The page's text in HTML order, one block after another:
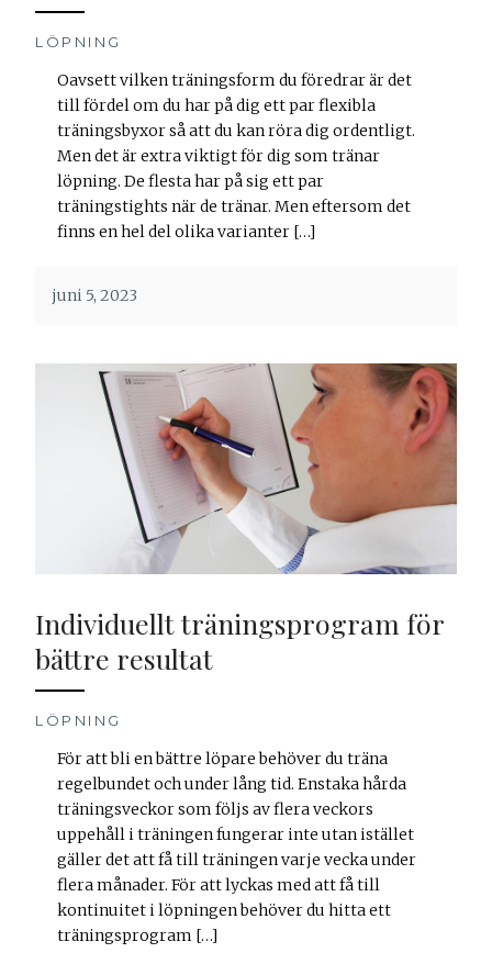
LÖPNING
Oavsett vilken träningsform du föredrar är det
till fördel om du har på dig ett par flexibla
träningsbyxor så att du kan röra dig ordentligt.
Men det är extra viktigt för dig som tränar
löpning. De flesta har på sig ett par
träningstights när de tränar. Men eftersom det
finns en hel del olika varianter […]
juni 5, 2023
Individuellt träningsprogram för
bättre resultat
LÖPNING
För att bli en bättre löpare behöver du träna
regelbundet och under lång tid. Enstaka hårda
träningsveckor som följs av flera veckors
uppehåll i träningen fungerar inte utan istället
gäller det att få till träningen varje vecka under
flera månader. För att lyckas med att få till
kontinuitet i löpningen behöver du hitta ett
träningsprogram […]